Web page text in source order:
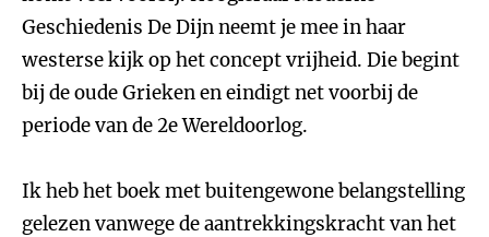
Geschiedenis De Dijn neemt je mee in haar
westerse kijk op het concept vrijheid. Die begint
bij de oude Grieken en eindigt net voorbij de
periode van de 2e Wereldoorlog.
Ik heb het boek met buitengewone belangstelling
gelezen vanwege de aantrekkingskracht van het